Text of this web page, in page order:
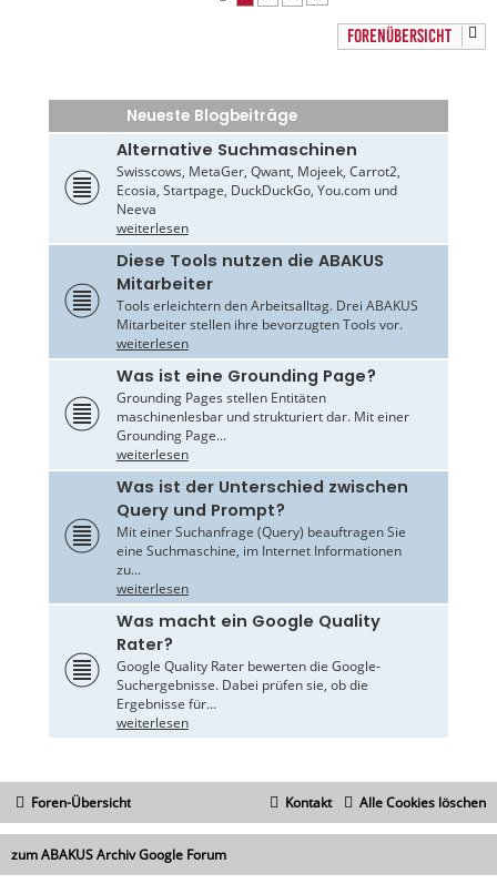
FORENÜBERSICHT
Neueste Blogbeiträge
Alternative Suchmaschinen
Swisscows, MetaGer, Qwant, Mojeek, Carrot2,
Ecosia, Startpage, DuckDuckGo, You.com und
Neeva
weiterlesen
Diese Tools nutzen die ABAKUS
Mitarbeiter
Tools erleichtern den Arbeitsalltag. Drei ABAKUS
Mitarbeiter stellen ihre bevorzugten Tools vor.
weiterlesen
Was ist eine Grounding Page?
Grounding Pages stellen Entitäten
maschinenlesbar und strukturiert dar. Mit einer
Grounding Page...
weiterlesen
Was ist der Unterschied zwischen
Query und Prompt?
Mit einer Suchanfrage (Query) beauftragen Sie
eine Suchmaschine, im Internet Informationen
zu...
weiterlesen
Was macht ein Google Quality
Rater?
Google Quality Rater bewerten die Google-
Suchergebnisse. Dabei prüfen sie, ob die
Ergebnisse für...
weiterlesen
Foren-Übersicht Alle Cookies löschen
Kontakt
zum ABAKUS Archiv Google Forum